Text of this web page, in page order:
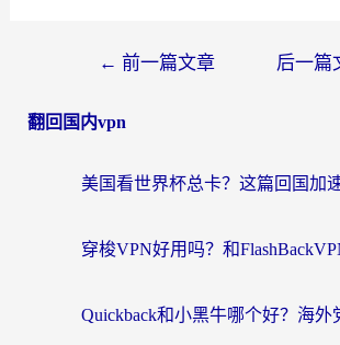
← 前一篇文章 后一篇
翻回国内vpn